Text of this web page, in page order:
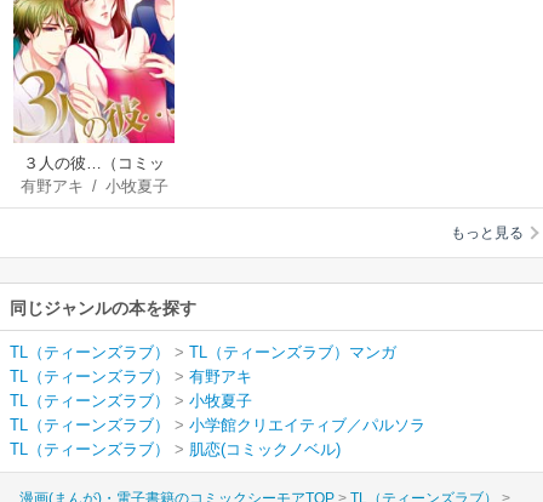
３人の彼…（コミッ
クノベル）
有野アキ / 小牧夏子
もっと見る
同じジャンルの本を探す
TL（ティーンズラブ） > TL（ティーンズラブ）マンガ
TL（ティーンズラブ）
> 有野アキ
TL（ティーンズラブ）
> 小牧夏子
TL（ティーンズラブ）
> 小学館クリエイティブ／パルソラ
TL（ティーンズラブ）
> 肌恋(コミックノベル)
漫画(まんが)・電子書籍のコミックシーモアTOP
TL（ティーンズラブ）